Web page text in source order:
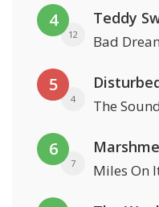
4
12
Teddy
Bad
5
4 The
6
7 Miles On